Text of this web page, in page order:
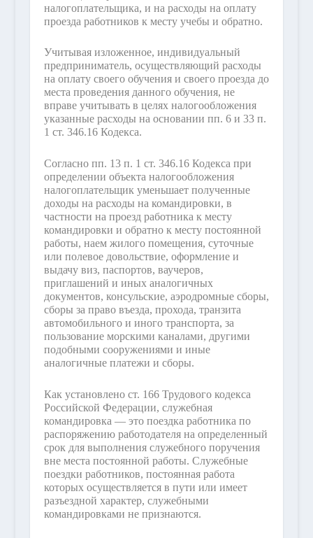
налогоплательщика, и на расходы на оплату
проезда работников к месту учебы и обратно.
Учитывая изложенное, индивидуальный
предприниматель, осуществляющий расходы
на оплату своего обучения и своего проезда до
места проведения данного обучения, не
вправе учитывать в целях налогообложения
указанные расходы на основании пп. 6 и 33 п.
1 ст. 346.16 Кодекса.
Согласно пп. 13 п. 1 ст. 346.16 Кодекса при
определении объекта налогообложения
налогоплательщик уменьшает полученные
доходы на расходы на командировки, в
частности на проезд работника к месту
командировки и обратно к месту постоянной
работы, наем жилого помещения, суточные
или полевое довольствие, оформление и
выдачу виз, паспортов, ваучеров,
приглашений и иных аналогичных
документов, консульские, аэродромные сборы,
сборы за право въезда, прохода, транзита
автомобильного и иного транспорта, за
пользование морскими каналами, другими
подобными сооружениями и иные
аналогичные платежи и сборы.
Как установлено ст. 166 Трудового кодекса
Российской Федерации, служебная
командировка — это поездка работника по
распоряжению работодателя на определенный
срок для выполнения служебного поручения
вне места постоянной работы. Служебные
поездки работников, постоянная работа
которых осуществляется в пути или имеет
разъездной характер, служебными
командировками не признаются.